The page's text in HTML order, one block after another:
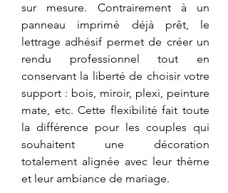
sur mesure. Contrairement à un
panneau imprimé déjà prêt, le
lettrage adhésif permet de créer un
rendu professionnel tout en
conservant la liberté de choisir votre
support : bois, miroir, plexi, peinture
mate, etc. Cette flexibilité fait toute
la différence pour les couples qui
souhaitent une décoration
totalement alignée avec leur thème
et leur ambiance de mariage.